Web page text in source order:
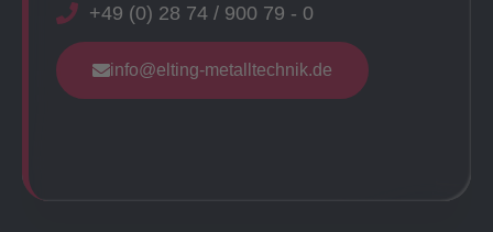
+49 (0) 28 74 / 900 79 - 0
info@elting-metalltechnik.de